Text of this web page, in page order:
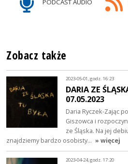
Zobacz także
2023-05-01, godz. 16:23
DARIA ZE
07.05.2023
Daria Ryczek-Zając
Giszowca i
ze Śląska. Na jej
znajdziemy bardzo osobisty… » więcej
2023-04-24, godz. 17:20